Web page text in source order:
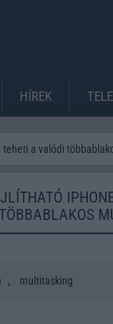
HÍREK
a valódi
, multitasking